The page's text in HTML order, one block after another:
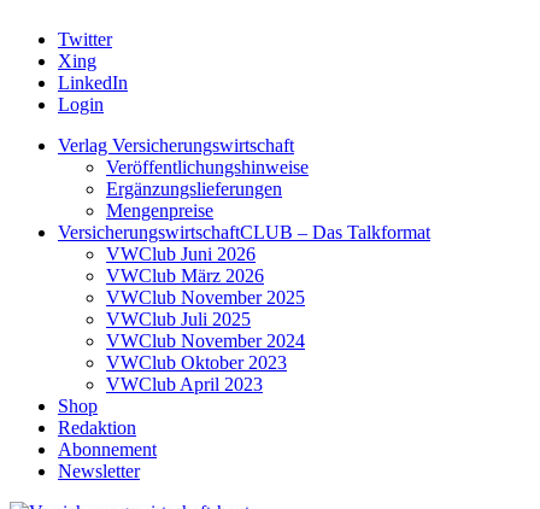
Twitter
Xing
LinkedIn
Login
Verlag Versicherungswirtschaft
Veröffentlichungshinweise
Ergänzungslieferungen
Mengenpreise
VersicherungswirtschaftCLUB – Das Talkformat
VWClub Juni 2026
VWClub März 2026
VWClub November 2025
VWClub Juli 2025
VWClub November 2024
VWClub Oktober 2023
VWClub April 2023
Shop
Redaktion
Abonnement
Newsletter